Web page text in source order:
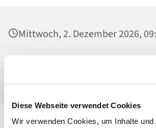
Diese Webseite verwendet Cookies
Wir verwenden Cookies, um Inhalte und
Mittwoch, 2. Dezember 2026,
St. Georg, Kirche,